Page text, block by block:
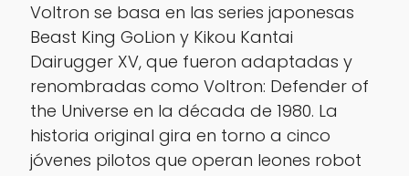
Voltron se basa en las series japonesas
Beast King GoLion y Kikou Kantai
Dairugger XV, que fueron adaptadas y
renombradas como Voltron: Defender of
the Universe en la década de 1980. La
historia original gira en torno a cinco
jóvenes pilotos que operan leones robot